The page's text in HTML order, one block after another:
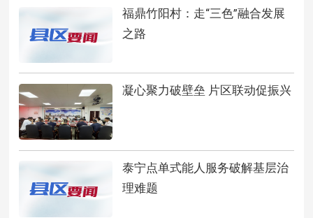
福鼎竹阳村：走“三色”融合发展
之路
凝心聚力破壁垒 片区联动促振兴
泰宁点单式能人服务破解基层治
理难题